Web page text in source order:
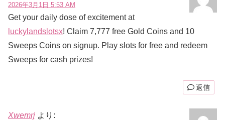
2026年3月1日 5:53 AM
Get your daily dose of excitement at
luckylandslotsx! Claim 7,777 free Gold Coins and 10
Sweeps Coins on signup. Play slots for free and redeem
Sweeps for cash prizes!
返信
Xwemrj より: